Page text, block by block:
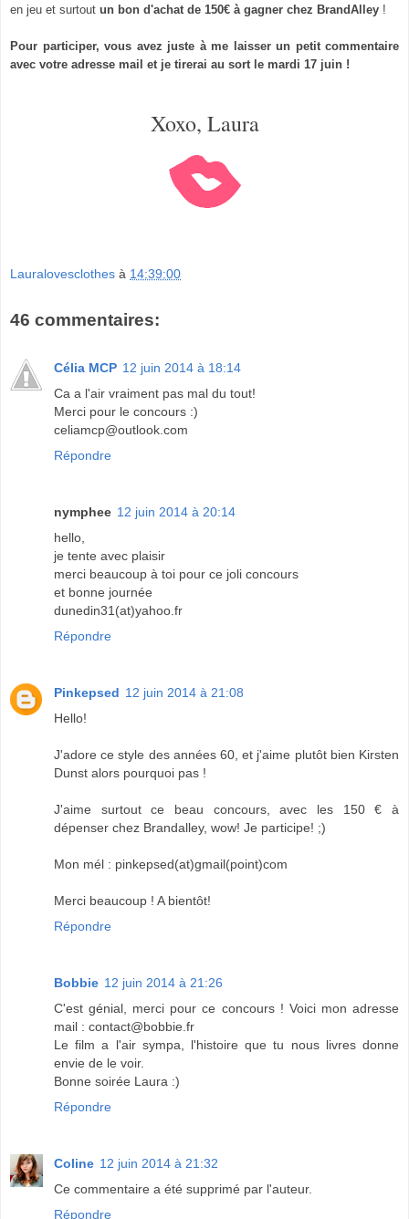
en jeu et surtout un bon d'achat de 150€ à gagner chez BrandAlley !
Pour participer, vous avez juste à me laisser un petit commentaire
avec votre adresse mail et je tirerai au sort le mardi 17 juin !
Xoxo, Laura
Lauralovesclothes à 14:39:00
46 commentaires:
Célia MCP 12 juin 2014 à 18:14
Ca a l'air vraiment pas mal du tout!
Merci pour le concours :)
celiamcp@outlook.com
Répondre
nymphee 12 juin 2014 à 20:14
hello,
je tente avec plaisir
merci beaucoup à toi pour ce joli concours
et bonne journée
dunedin31(at)yahoo.fr
Répondre
Pinkepsed 12 juin 2014 à 21:08
Hello!
J'adore ce style des années 60, et j'aime plutôt bien Kirsten
Dunst alors pourquoi pas !
J'aime surtout ce beau concours, avec les 150 € à
dépenser chez Brandalley, wow! Je participe! ;)
Mon mél : pinkepsed(at)gmail(point)com
Merci beaucoup ! A bientôt!
Répondre
Bobbie 12 juin 2014 à 21:26
C'est génial, merci pour ce concours ! Voici mon adresse
mail : contact@bobbie.fr
Le film a l'air sympa, l'histoire que tu nous livres donne
envie de le voir.
Bonne soirée Laura :)
Répondre
Coline 12 juin 2014 à 21:32
Ce commentaire a été supprimé par l'auteur.
Répondre